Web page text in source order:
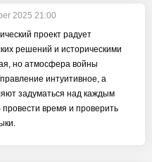
2025 21:00
проект радует
решений и историческими
но атмосфера войны
интуитивное, а
задуматься над каждым
время и проверить